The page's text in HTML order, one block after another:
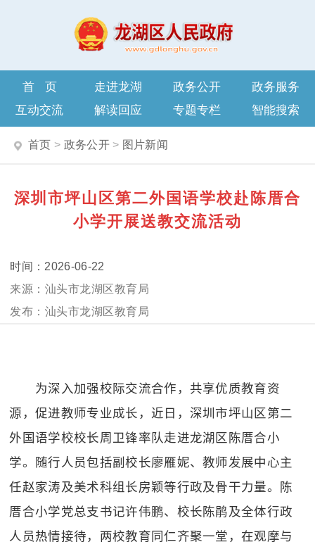
首页 走进龙湖 政务公开
政务服务
互动交流
解读回应 专题专栏 智能搜索
首页 > 政务公开> 图片新闻
深圳市坪山区第二外国语学校赴陈厝合
小学开展送教交流活动
2026-06-22
汕头市龙湖区教育局
汕头市龙湖区教育局
为深入加强校际交流合作，共享优质教育资
源，促进教师专业成长， 近 日，深圳市坪山区第二
外国语学校校长周卫锋率队走进龙湖区陈厝合小
学。随行人员包括副校长廖雁妮、教师发展中心主
任赵家涛及美术科组长房颖等行政及骨干力量。
陈
厝合小学党总支书记许伟鹏、校长陈鹃及全体行政
人员热情接待，两校教育同仁齐聚一堂，在观摩与